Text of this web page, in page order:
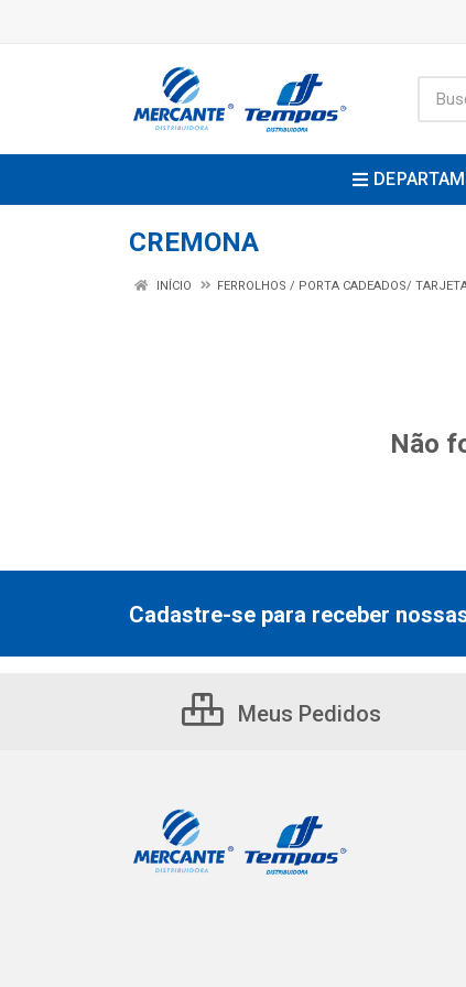
CREMONA
INÍCIO FERROLHOS / PORTA CADEADOS/
Não
Cadastre-se para receber
Meus Pedidos